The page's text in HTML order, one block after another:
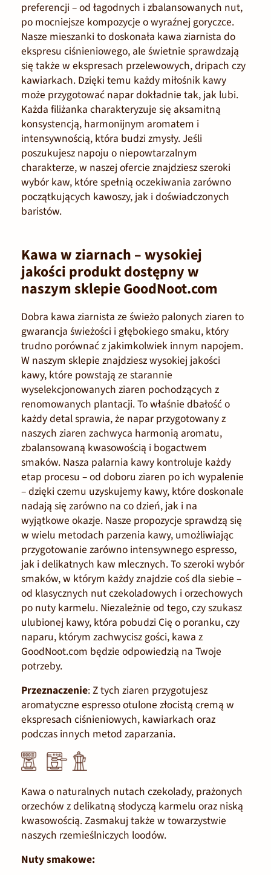
preferencji – od łagodnych i zbalansowanych nut,
po mocniejsze kompozycje o wyraźnej goryczce.
Nasze mieszanki to doskonała kawa ziarnista do
ekspresu ciśnieniowego, ale świetnie sprawdzają
się także w ekspresach przelewowych, dripach czy
kawiarkach. Dzięki temu każdy miłośnik kawy
może przygotować napar dokładnie tak, jak lubi.
Każda filiżanka charakteryzuje się aksamitną
konsystencją, harmonijnym aromatem i
intensywnością, która budzi zmysły. Jeśli
poszukujesz napoju o niepowtarzalnym
charakterze, w naszej ofercie znajdziesz szeroki
wybór kaw, które spełnią oczekiwania zarówno
początkujących kawoszy, jak i doświadczonych
baristów.
Kawa w ziarnach – wysokiej
jakości produkt dostępny w
naszym sklepie GoodNoot.com
Dobra kawa ziarnista ze świeżo palonych ziaren to
gwarancja świeżości i głębokiego smaku, który
trudno porównać z jakimkolwiek innym napojem.
W naszym sklepie znajdziesz wysokiej jakości
kawy, które powstają ze starannie
wyselekcjonowanych ziaren pochodzących z
renomowanych plantacji. To właśnie dbałość o
każdy detal sprawia, że napar przygotowany z
naszych ziaren zachwyca harmonią aromatu,
zbalansowaną kwasowością i bogactwem
smaków. Nasza palarnia kawy kontroluje każdy
etap procesu – od doboru ziaren po ich wypalenie
– dzięki czemu uzyskujemy kawy, które doskonale
nadają się zarówno na co dzień, jak i na
wyjątkowe okazje. Nasze propozycje sprawdzą się
w wielu metodach parzenia kawy, umożliwiając
przygotowanie zarówno intensywnego espresso,
jak i delikatnych kaw mlecznych. To szeroki wybór
smaków, w którym każdy znajdzie coś dla siebie –
od klasycznych nut czekoladowych i orzechowych
po nuty karmelu. Niezależnie od tego, czy szukasz
ulubionej kawy, która pobudzi Cię o poranku, czy
naparu, którym zachwycisz gości, kawa z
GoodNoot.com będzie odpowiedzią na Twoje
potrzeby.
Przeznaczenie:Z tych ziaren przygotujesz
aromatyczne espresso otulone złocistą cremą w
ekspresach ciśnieniowych, kawiarkach oraz
podczas innych metod zaparzania.
Kawa o naturalnych nutach czekolady, prażonych
orzechów z delikatną słodyczą karmelu oraz niską
kwasowością. Zasmakuj także w towarzystwie
naszych rzemieślniczych loodów.
Nuty smakowe: